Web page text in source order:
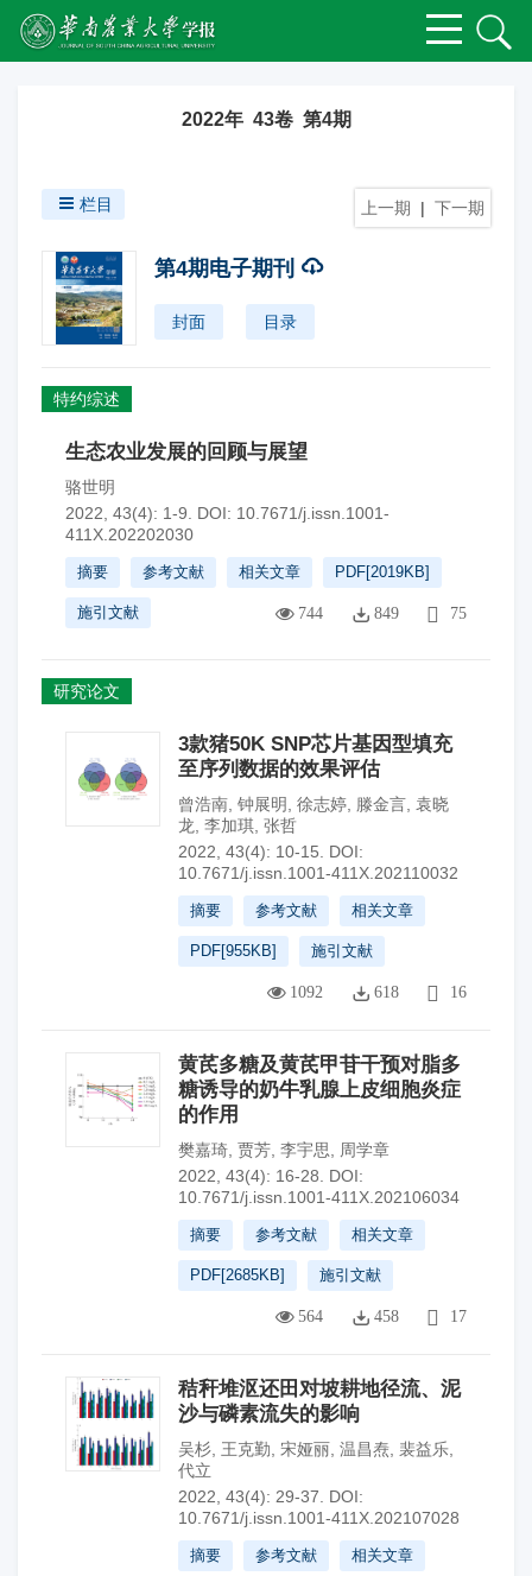
2022年 43卷 第4期
栏目 上一期 | 下一期
第4期电子期刊
封面 目录
特约综述
生态农业发展的回顾与展望
骆世明
2022, 43(4): 1-9.
DOI: 10.7671/j.issn.1001-
411X.202202030
摘要 参考文献 相关文章 PDF[2019KB]
施引文献 744 849 75
研究论文
3款猪50K SNP芯片基因型填充
至序列数据的效果评估
曾浩南 钟展明 徐志婷 滕金言 袁晓
龙 李加琪 张哲
2022, 43(4): 10-15.
DOI:
10.7671/j.issn.1001-411X.202110032
摘要 参考文献 相关文章
PDF[955KB] 施引文献
1092 618 16
黄芪多糖及黄芪甲苷干预对脂多
糖诱导的奶牛乳腺上皮细胞炎症
的作用
樊嘉琦 贾芳 李宇思
周学章
2022, 43(4): 16-28.
DOI:
10.7671/j.issn.1001-411X.202106034
摘要 参考文献 相关文章
PDF[2685KB] 施引文献
564 458 17
秸秆堆沤还田对坡耕地径流、泥
沙与磷素流失的影响
吴杉 王克勤 宋娅丽 温昌焘 裴益乐
代立
2022, 43(4): 29-37.
DOI:
10.7671/j.issn.1001-411X.202107028
摘要 参考文献 相关文章